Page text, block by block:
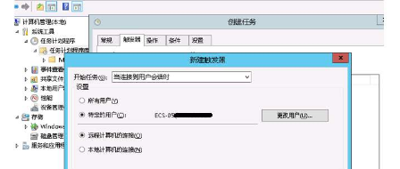
课
程
的
认
证
我
的
实
我
的
术
支
持
云
声
建